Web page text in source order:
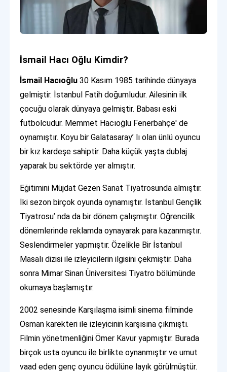
İsmail Hacı Oğlu Kimdir?
İsmail Hacıoğlu30 Kasım 1985 tarihinde dünyaya
gelmiştir. İstanbul Fatih doğumludur. Ailesinin ilk
çocuğu olarak dünyaya gelmiştir. Babası eski
futbolcudur. Memmet Hacıoğlu Fenerbahçe' de
oynamıştır. Koyu bir Galatasaray’ lı olan ünlü oyuncu
bir kız kardeşe sahiptir. Daha küçük yaşta dublaj
yaparak bu sektörde yer almıştır.
Eğitimini Müjdat Gezen Sanat Tiyatrosunda almıştır.
İki sezon birçok oyunda oynamıştır. İstanbul Gençlik
Tiyatrosu’ nda da bir dönem çalışmıştır. Öğrencilik
dönemlerinde reklamda oynayarak para kazanmıştır.
Seslendirmeler yapmıştır. Özelikle Bir İstanbul
Masalı dizisi ile izleyicilerin ilgisini çekmiştir. Daha
sonra Mimar Sinan Üniversitesi Tiyatro bölümünde
okumaya başlamıştır.
2002 senesinde Karşılaşma isimli sinema filminde
Osman karekteri ile izleyicinin karşısına çıkmıştı.
Filmin yönetmenliğini Ömer Kavur yapmıştır. Burada
birçok usta oyuncu ile birlikte oynanmıştır ve umut
vaad eden genç oyuncu ödülüne layık görülmüştür.